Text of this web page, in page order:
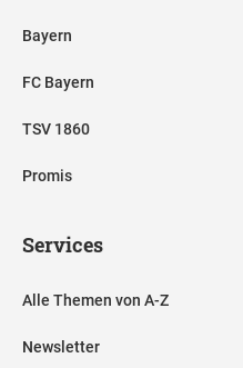
Bayern
FC Bayern
TSV 1860
Promis
Services
Alle Themen von A-Z
Newsletter